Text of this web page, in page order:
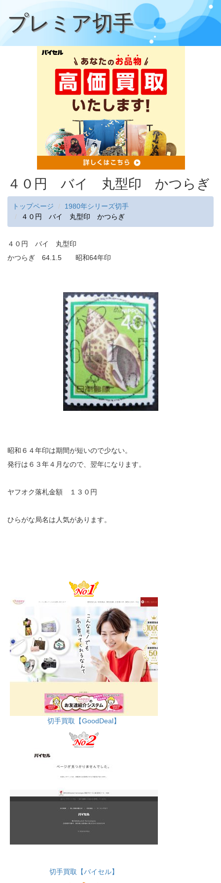
プレミア切手
４０円 バイ 丸型印 かつらぎ
トップページ
1980年シリーズ切手
４０円 バイ 丸型印 かつらぎ
４０円 バイ 丸型印
かつらぎ 64.1.5 昭和64年印
昭和６４年印は期間が短いので少ない。
発行は６３年４月なので、翌年になります。
ヤフオク落札金額 １３０円
ひらがな局名は人気があります。
切手買取【GoodDeal】
切手買取【バイセル】